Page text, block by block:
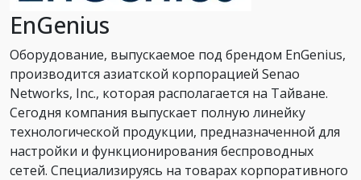
EnGenius
Оборудование, выпускаемое под брендом EnGenius,
производится азиатской корпорацией Senao
Networks, Inc., которая располагается на Тайване.
Сегодня компания выпускает полную линейку
технологической продукции, предназначенной для
настройки и функционирования беспроводных
сетей. Специализируясь на товарах корпоративного